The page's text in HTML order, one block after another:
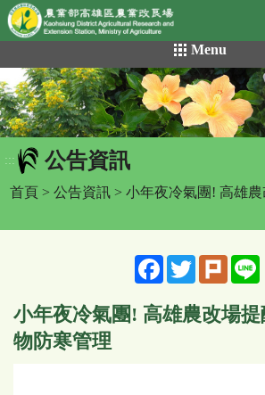
網頁置頂
到
主
要
內
容
區
Menu
::: 公告資訊
首頁 > 公告資訊 > 小年夜冷氣團! 高雄
FacebookTwitterPlurk
小年夜冷氣團! 高雄農改場
物防寒管理